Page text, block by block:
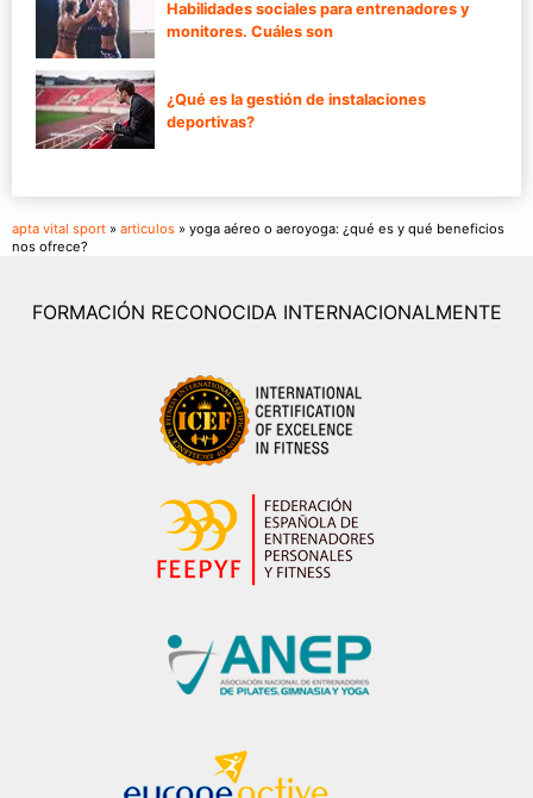
Habilidades sociales para entrenadores y
monitores. Cuáles son
¿Qué es la gestión de instalaciones
deportivas?
apta vital sport » articulos » yoga aéreo o aeroyoga: ¿qué es y qué beneficios
nos ofrece?
FORMACIÓN RECONOCIDA INTERNACIONALMENTE